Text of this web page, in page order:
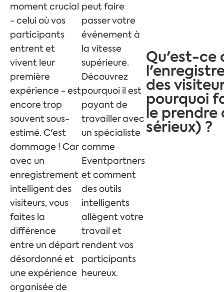
moment crucial
- celui où vos
participants
entrent et
vivent leur
première
expérience - est
encore trop
souvent sous-
estimé. C'est
dommage ! Car
avec un
enregistrement
intelligent des
visiteurs, vous
faites la
différence
entre un départ
désordonné et
une expérience
organisée de
peut faire
passer votre
événement à
la vitesse
supérieure.
Découvrez
pourquoi il est
payant de
travailler avec
un spécialiste
comme
Eventpartners
et comment
des outils
intelligents
allègent votre
travail et
rendent vos
participants
heureux.
Qu'est-ce
des
pourquoi
le prendre
sérieux) ?